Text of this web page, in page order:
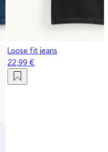
Loose fit jeans
22,99 €